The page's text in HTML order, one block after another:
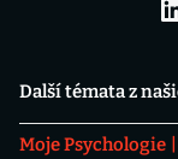
Další témata z
Moje Psychologie